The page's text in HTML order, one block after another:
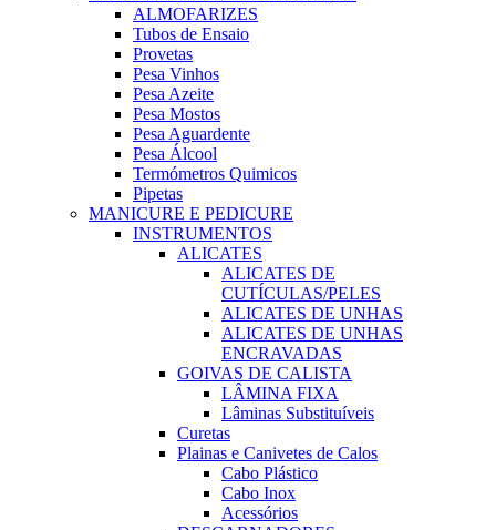
ALMOFARIZES
Tubos de Ensaio
Provetas
Pesa Vinhos
Pesa Azeite
Pesa Mostos
Pesa Aguardente
Pesa Álcool
Termómetros Quimicos
Pipetas
MANICURE E PEDICURE
INSTRUMENTOS
ALICATES
ALICATES DE
CUTÍCULAS/PELES
ALICATES DE UNHAS
ALICATES DE UNHAS
ENCRAVADAS
GOIVAS DE CALISTA
LÂMINA FIXA
Lâminas Substituíveis
Curetas
Plainas e Canivetes de Calos
Cabo Plástico
Cabo Inox
Acessórios